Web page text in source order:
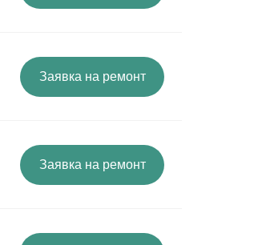
Заявка на ремонт
Заявка на ремонт